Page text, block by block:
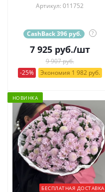
Артикул: 011752
CashBack 396 руб. ?
7 925руб./шт
9 907 руб.
-25%
Экономия 1 982 руб.
НОВИНКА
БЕСПЛАТНАЯ ДОСТАВКА